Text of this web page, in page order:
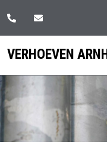
content
VERHOEVEN